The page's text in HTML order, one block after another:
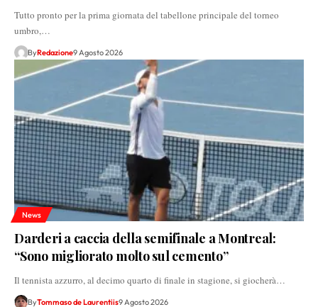
Tutto pronto per la prima giornata del tabellone principale del torneo
umbro,…
ByRedazione9 Agosto 2026
News
Darderi a caccia della semifinale a Montreal:
“Sono migliorato molto sul cemento”
Il tennista azzurro, al decimo quarto di finale in stagione, si giocherà…
ByTommaso de Laurentiis9 Agosto 2026